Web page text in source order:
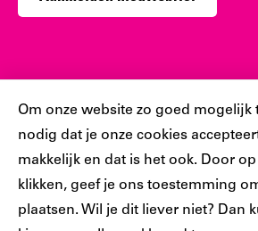
Cookiebar
Om onze website zo goed mogelijk
nodig dat je onze cookies
makkelijk en dat is het ook. Door
klikken, geef je ons toestemming
plaatsen. Wil je dit liever niet? Dan
Sociaal
Volg jij ons al?